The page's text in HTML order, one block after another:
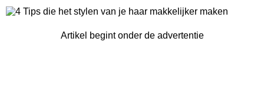
Artikel begint onder de advertentie